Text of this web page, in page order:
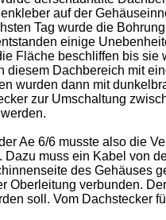
auf der
Tag wurde die
einige
Fläche beschliffen bis sie
diesem Dachbereich mit
wurden dann mit
zur Umschaltung
Ae 6/6 musste also die
Dazu muss ein Kabel von
des Gehäuses
Oberleitung verbunden.
soll. Vom Dachstecker